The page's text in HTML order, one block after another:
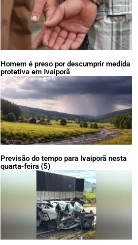
Homem é preso por descumprir medida
protetiva em Ivaiporã
Previsão do tempo para Ivaiporã nesta
quarta-feira (5)